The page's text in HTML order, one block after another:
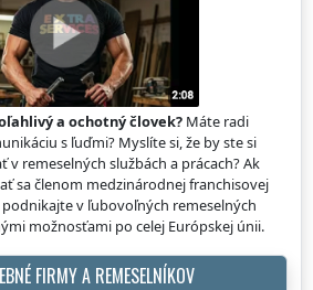
a ochotný človek? Máte radi
s ľuďmi? Myslíte si, že by ste si
v remeselných službách a prácach? Ak
sa členom medzinárodnej franchisovej
podnikajte v ľubovoľných remeselných
možnosťami po celej Európskej únii.
FIRMY A REMESELNÍKOV